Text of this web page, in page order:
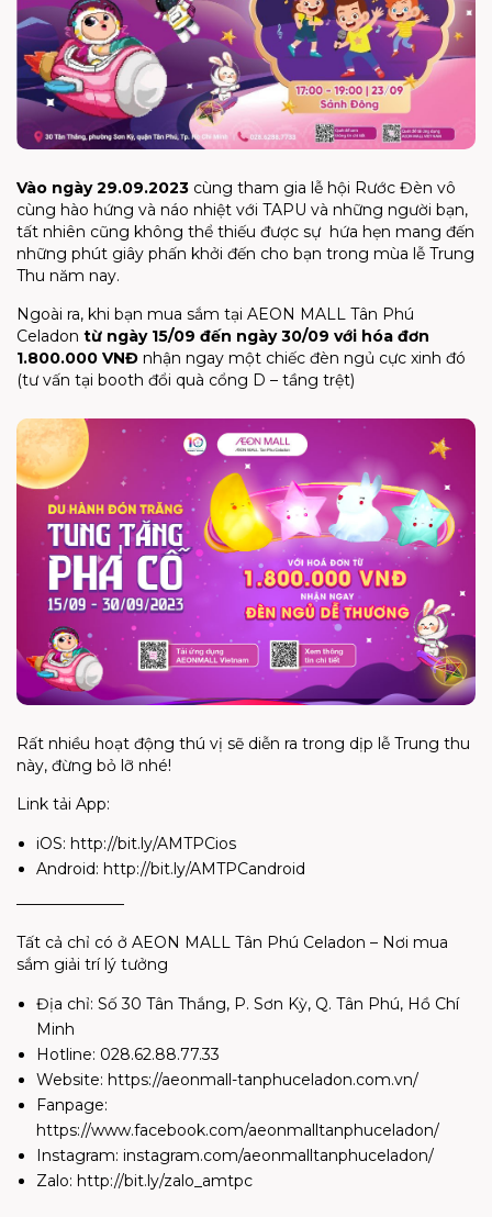
Vào ngày 29.09.2023 cùng tham gia lễ hội Rước Đèn vô
cùng hào hứng và náo nhiệt với TAPU và những người bạn,
tất nhiên cũng không thể thiếu được sự hứa hẹn mang đến
những phút giây phấn khởi đến cho bạn trong mùa lễ Trung
Thu năm nay.
Ngoài ra, khi bạn mua sắm tại AEON MALL Tân Phú
Celadon từ ngày 15/09 đến ngày 30/09 với hóa đơn
1.800.000 VNĐ nhận ngay một chiếc đèn ngủ cực xinh đó
(tư vấn tại booth đổi quà cổng D – tầng trệt)
Rất nhiều hoạt động thú vị sẽ diễn ra trong dịp lễ Trung thu
này, đừng bỏ lỡ nhé!
Link tải App:
iOS: http://bit.ly/AMTPCios
Android: http://bit.ly/AMTPCandroid
———————
Tất cả chỉ có ở AEON MALL Tân Phú Celadon – Nơi mua
sắm giải trí lý tưởng
Địa chỉ: Số 30 Tân Thắng, P. Sơn Kỳ, Q. Tân Phú, Hồ Chí
Minh
Hotline: 028.62.88.77.33
Website: https://aeonmall-tanphuceladon.com.vn/
Fanpage:
https://www.facebook.com/aeonmalltanphuceladon/
Instagram: instagram.com/aeonmalltanphuceladon/
Zalo: http://bit.ly/zalo_amtpc